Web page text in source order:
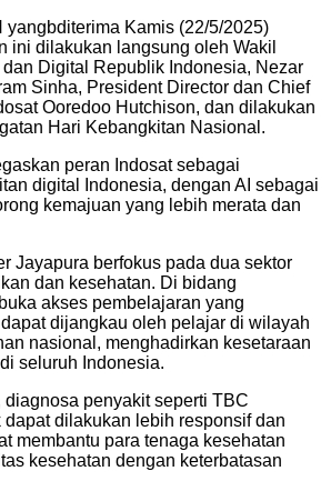
yangbditerima Kamis (22/5/2025)
ini dilakukan langsung oleh Wakil
Digital Republik Indonesia, Nezar
Sinha, President Director dan Chief
Ooredoo Hutchison, dan dilakukan
Hari Kebangkitan Nasional.
peran Indosat sebagai
digital Indonesia, dengan AI sebagai
kemajuan yang lebih merata dan
Jayapura berfokus pada dua sektor
dan kesehatan. Di bidang
akses pembelajaran yang
dijangkau oleh pelajar di wilayah
nasional, menghadirkan kesetaraan
seluruh Indonesia.
diagnosa penyakit seperti TBC
dilakukan lebih responsif dan
membantu para tenaga kesehatan
kesehatan dengan keterbatasan